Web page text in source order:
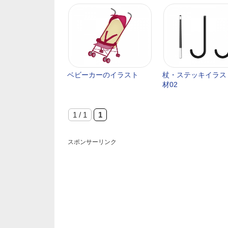
ベビーカーのイラスト
杖・ステッキイラス
材02
1 / 1 1
スポンサーリンク